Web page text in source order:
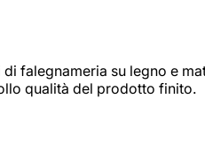
falegnameria su legno e
qualità del prodotto finito.